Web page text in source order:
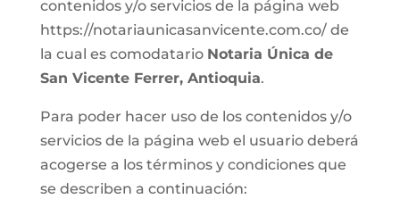
contenidos y/o servicios de la página web
https://notariaunicasanvicente.com.co/ de
la cual es comodatario Notaria Única de
San Vicente Ferrer, Antioquia.
Para poder hacer uso de los contenidos y/o
servicios de la página web el usuario deberá
acogerse a los términos y condiciones que
se describen a continuación: